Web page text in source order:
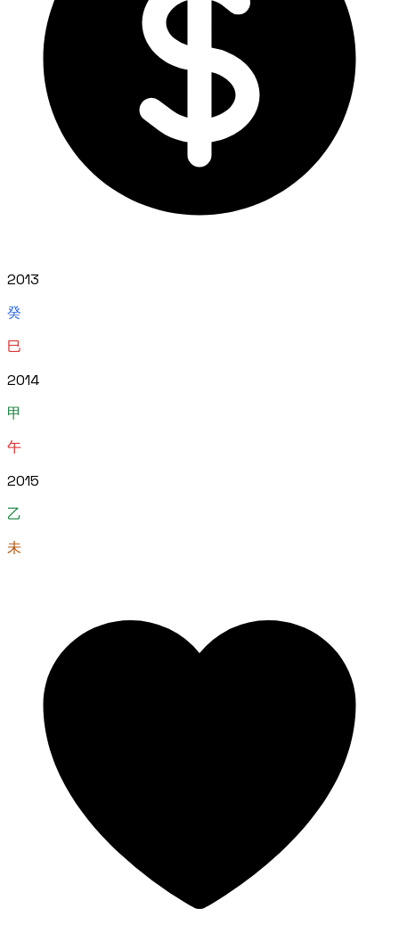
2013
癸
巳
2014
甲
午
2015
乙
未